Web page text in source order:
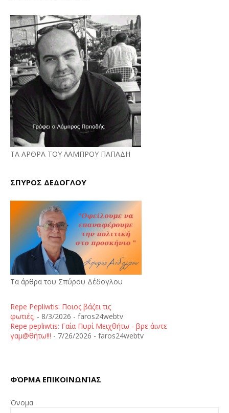
ΤΑ ΑΡΘΡΑ ΤΟΥ ΛΑΜΠΡΟΥ ΠΑΠΑΔΗ
ΣΠΥΡΟΣ ΔΕΔΟΓΛΟΥ
Τα άρθρα του Σπύρου Δέδογλου
Repe Pepliwtis: Ποιος βάζει τις
φωτιές; - 8/3/2026 - faros24webtv
Repe pepliwtis: Γαία Πυρί Μειχθήτω - βρε άιντε
γαμ@θήτω!!! - 7/26/2026 - faros24webtv
ΦΌΡΜΑ ΕΠΙΚΟΙΝΩΝΊΑΣ
Όνομα